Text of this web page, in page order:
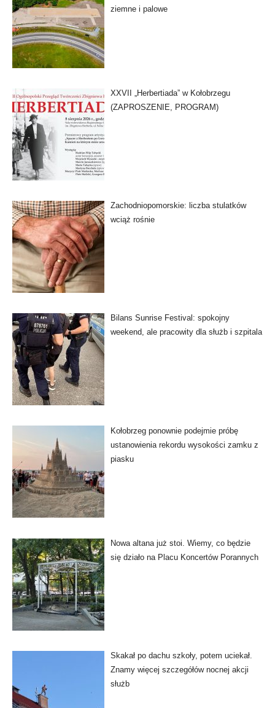
ziemne i palowe
XXVII „Herbertiada” w Kołobrzegu
(ZAPROSZENIE, PROGRAM)
Zachodniopomorskie: liczba stulatków
wciąż rośnie
Bilans Sunrise Festival: spokojny
weekend, ale pracowity dla służb i szpitala
Kołobrzeg ponownie podejmie próbę
ustanowienia rekordu wysokości zamku z
piasku
Nowa altana już stoi. Wiemy, co będzie
się działo na Placu Koncertów Porannych
Skakał po dachu szkoły, potem uciekał.
Znamy więcej szczegółów nocnej akcji
służb